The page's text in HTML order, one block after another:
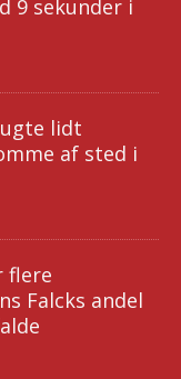
9 sekunder i
lidt
af sted i
flere
Falcks andel